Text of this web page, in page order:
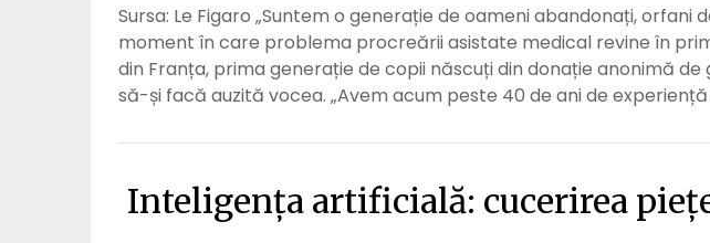
Sursa: Le Figaro „Suntem o generație de oameni abandonați, orfani
moment în care problema procreării asistate medical revine în
din Franța, prima generație de copii născuți din donație anonimă
să-și facă auzită vocea. „Avem acum peste 40 de ani de
Inteligența artificială: cucerirea